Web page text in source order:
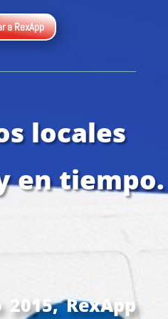
a RexApp
locales
en tiempo.
RexApp